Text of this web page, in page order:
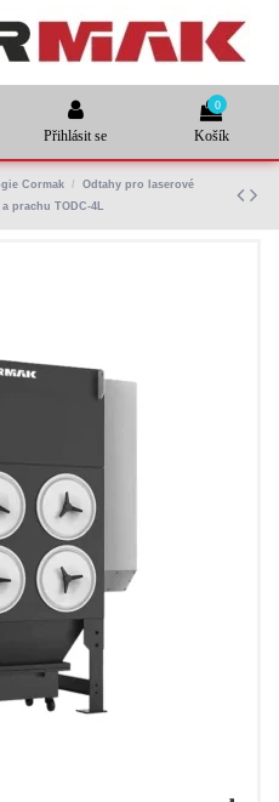
Přihlásit se
0
Košík
Cormak
Odtahy pro laserové
prachu TODC-4L